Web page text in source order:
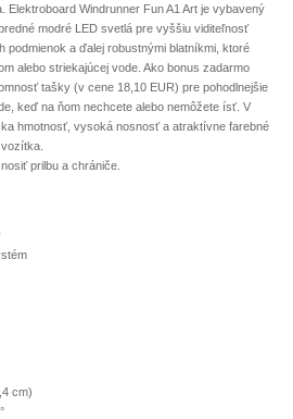
Elektroboard Windrunner Fun A1 Art je vybavený
modré LED svetlá pre vyššiu viditeľnosť
a ďalej robustnými blatníkmi, ktoré
alebo striekajúcej vode. Ako bonus zadarmo
tašky (v cene 18,10 EUR) pre pohodlnejšie
keď na ňom nechcete alebo nemôžete ísť. V
hmotnosť, vysoká nosnosť a atraktívne farebné
prilbu a chrániče.
cm)